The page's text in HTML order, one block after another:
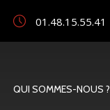
01.48.15.55.41
QUI SOMMES-NOUS ?